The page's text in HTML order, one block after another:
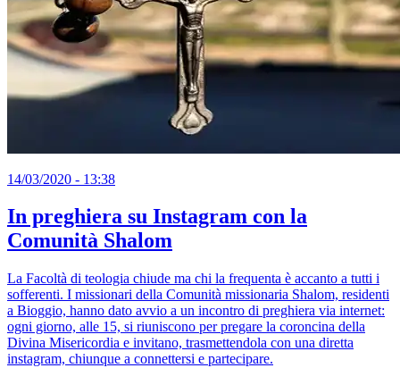
14/03/2020 - 13:38
In preghiera su Instagram con la
Comunità Shalom
La Facoltà di teologia chiude ma chi la frequenta è accanto a tutti i
sofferenti. I missionari della Comunità missionaria Shalom, residenti
a Bioggio, hanno dato avvio a un incontro di preghiera via internet:
ogni giorno, alle 15, si riuniscono per pregare la coroncina della
Divina Misericordia e invitano, trasmettendola con una diretta
instagram, chiunque a connettersi e partecipare.